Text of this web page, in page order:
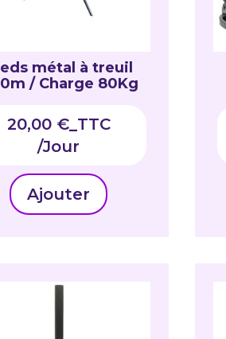
métal à treuil
/ Charge 80Kg
20,00 €_TTC
Ajouter